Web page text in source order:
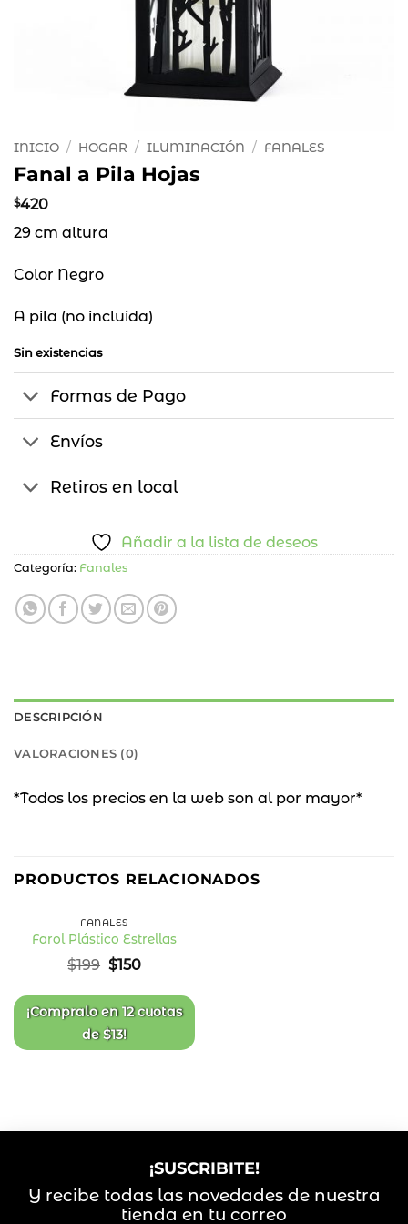
INICIO / HOGAR / ILUMINACIÓN / FANALES
Fanal a Pila Hojas
$420
29 cm altura
Color Negro
A pila (no incluida)
Sin existencias
Formas de Pago
Envíos
Retiros en local
Añadir a la lista de deseos
Categoría: Fanales
DESCRIPCIÓN
VALORACIONES (0)
*Todos los precios en la web son al por mayor*
PRODUCTOS RELACIONADOS
OFF
de
deseos
FANALES
Farol Plástico Estrellas
$199 El
original
era:
$199.
$150El
actual
es:
$150.
¡Compralo en12 cuotas
de$13!
¡SUSCRIBITE!
Y recibe todas las novedades de nuestra
tienda en tu correo